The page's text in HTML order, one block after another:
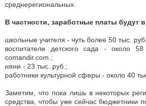
среднерегиональных.
В частности, заработные платы будут
школьные учителя - чуть более 50 тыс.
воспитатели детского сада - около
comandir.com.;
няни - 23 тыс. руб.;
работники культурной сферы - около 40
Заметим, что пока лишь в некоторых
средства, чтобы уже сейчас бюджетники